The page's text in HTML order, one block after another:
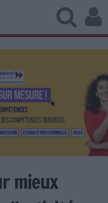
mieux